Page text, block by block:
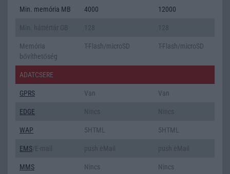
Min. memória MB 4000 12000
Memória
bővíthetőség
T-Flash/microSD T-Flash/microSD
ADATCSERE
GPRS Van Van
EDGE
WAP 5HTML 5HTML
EMS
MMS Nincs Nincs